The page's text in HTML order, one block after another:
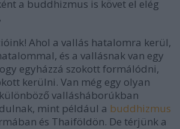
a buddhizmus is követ el elég
Ahol a vallás hatalomra kerül,
és a vallásnak van egy
egyházzá szokott formálódni,
kerülni. Van még egy olyan
vallásháborúkban
mint például a buddhizmus
és Thaiföldön. De térjünk a